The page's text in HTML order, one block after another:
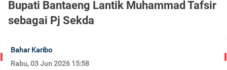
Bupati Bantaeng Lantik Muhammad Tafsir
sebagai Pj Sekda
Bahar Karibo
Rabu, 03 Jun 2026 15:58